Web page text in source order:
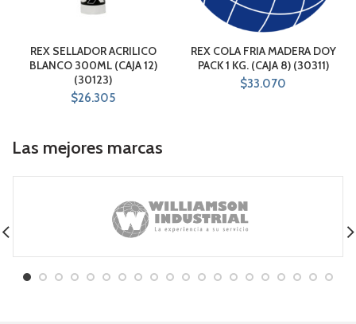
REX SELLADOR ACRILICO
BLANCO 300ML (CAJA 12)
(30123)
$26.305
REX COLA FRIA MADERA DOY
PACK 1 KG. (CAJA 8) (30311)
$33.070
Las mejores marcas